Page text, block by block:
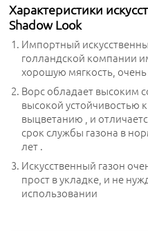
Характеристики
Shadow Look
Импортный
голландской компании
хорошую мягкость,
Ворс обладает высоким
высокой устойчивостью
выцветанию , и
срок службы газона в
лет .
Искусственный газон
прост в укладке, и не
использовании